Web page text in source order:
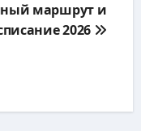
маршрут и
2026